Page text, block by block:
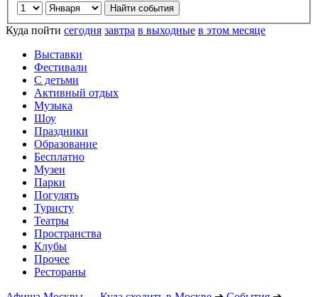
Куда пойти сегодня завтра в выходные в этом месяце
Выставки
Фестивали
С детьми
Активный отдых
Музыка
Шоу
Праздники
Образование
Бесплатно
Музеи
Парки
Погулять
Туристу
Театры
Пространства
Клубы
Прочее
Рестораны